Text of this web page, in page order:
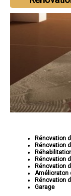
Rénovation
Rénovation
Rénovation
Rénovation
Amélioraton
Rénovation
Garage